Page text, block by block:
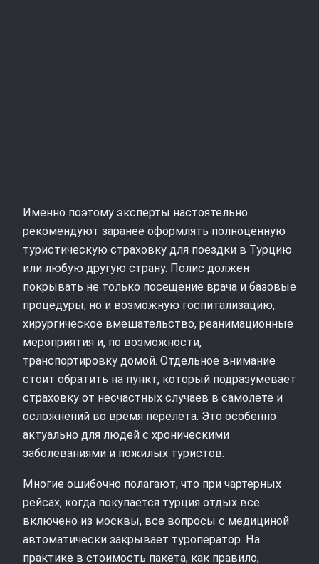
Именно поэтому эксперты настоятельно
рекомендуют заранее оформлять полноценную
туристическую страховку для поездки в Турцию
или любую другую страну. Полис должен
покрывать не только посещение врача и базовые
процедуры, но и возможную госпитализацию,
хирургическое вмешательство, реанимационные
мероприятия и, по возможности,
транспортировку домой. Отдельное внимание
стоит обратить на пункт, который подразумевает
страховку от несчастных случаев в самолете и
осложнений во время перелета. Это особенно
актуально для людей с хроническими
заболеваниями и пожилых туристов.
Многие ошибочно полагают, что при чартерных
рейсах, когда покупается турция отдых все
включено из москвы, все вопросы с медициной
автоматически закрывает туроператор. На
практике в стоимость пакета, как правило,